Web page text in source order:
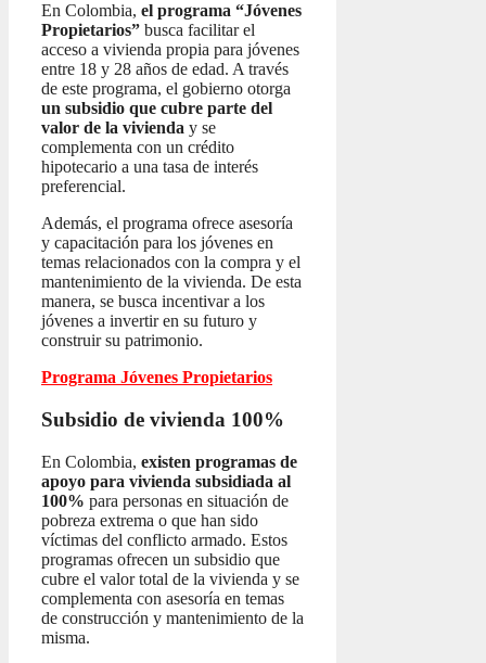
En Colombia, el programa “Jóvenes
Propietarios” busca facilitar el
acceso a vivienda propia para jóvenes
entre 18 y 28 años de edad. A través
de este programa, el gobierno otorga
un subsidio que cubre parte del
valor de la vivienda y se
complementa con un crédito
hipotecario a una tasa de interés
preferencial.
Además, el programa ofrece asesoría
y capacitación para los jóvenes en
temas relacionados con la compra y el
mantenimiento de la vivienda. De esta
manera, se busca incentivar a los
jóvenes a invertir en su futuro y
construir su patrimonio.
Programa Jóvenes Propietarios
Subsidio de vivienda 100%
En Colombia, existen programas de
apoyo para vivienda subsidiada al
100% para personas en situación de
pobreza extrema o que han sido
víctimas del conflicto armado. Estos
programas ofrecen un subsidio que
cubre el valor total de la vivienda y se
complementa con asesoría en temas
de construcción y mantenimiento de la
misma.